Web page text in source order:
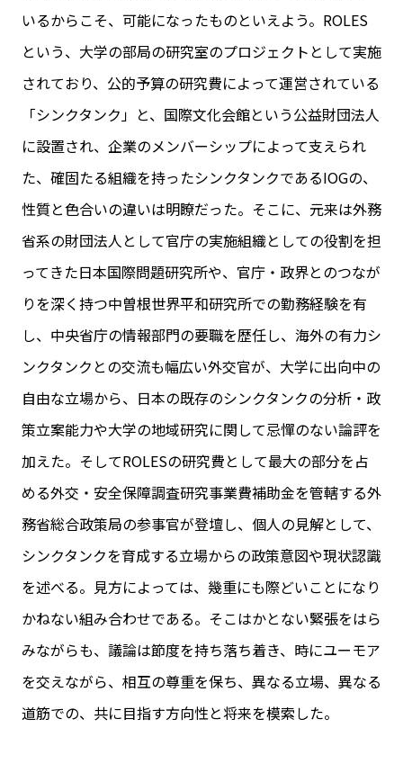
いるからこそ、可能になったものといえよう。ROLES
という、大学の部局の研究室のプロジェクトとして実施
されており、公的予算の研究費によって運営されている
「シンクタンク」と、国際文化会館という公益財団法人
に設置され、企業のメンバーシップによって支えられ
た、確固たる組織を持ったシンクタンクであるIOGの、
性質と色合いの違いは明瞭だった。そこに、元来は外務
省系の財団法人として官庁の実施組織としての役割を担
ってきた日本国際問題研究所や、官庁・政界とのつなが
りを深く持つ中曽根世界平和研究所での勤務経験を有
し、中央省庁の情報部門の要職を歴任し、海外の有力シ
ンクタンクとの交流も幅広い外交官が、大学に出向中の
自由な立場から、日本の既存のシンクタンクの分析・政
策立案能力や大学の地域研究に関して忌憚のない論評を
加えた。そしてROLESの研究費として最大の部分を占
める外交・安全保障調査研究事業費補助金を管轄する外
務省総合政策局の参事官が登壇し、個人の見解として、
シンクタンクを育成する立場からの政策意図や現状認識
を述べる。見方によっては、幾重にも際どいことになり
かねない組み合わせである。そこはかとない緊張をはら
みながらも、議論は節度を持ち落ち着き、時にユーモア
を交えながら、相互の尊重を保ち、異なる立場、異なる
道筋での、共に目指す方向性と将来を模索した。